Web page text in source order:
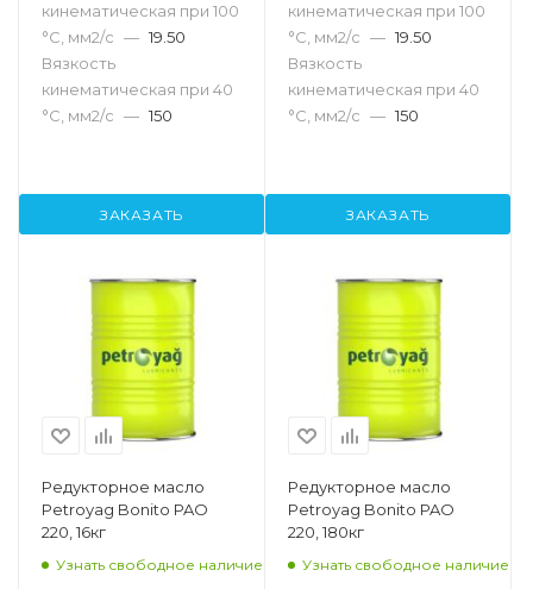
кинематическая при 100
°С, мм2/с — 19.50
Вязкость
кинематическая при 40
°С, мм2/с — 150
ЗАКАЗАТЬ
кинематическая при 100
°С, мм2/с — 19.50
Вязкость
кинематическая при 40
°С, мм2/с — 150
ЗАКАЗАТЬ
Редукторное масло
Petroyag Bonito PAO
220, 16кг
Узнать свободное наличие
Редукторное масло
Petroyag Bonito PAO
220, 180кг
Узнать свободное наличие